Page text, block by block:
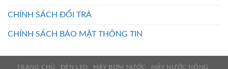
CHÍNH SÁCH ĐỔI TRẢ
CHÍNH SÁCH BẢO MẬT THÔNG TIN
TRANG CHỦ ĐÈN LED MÁY BƠM NƯỚC MÁY NƯỚC NÓNG